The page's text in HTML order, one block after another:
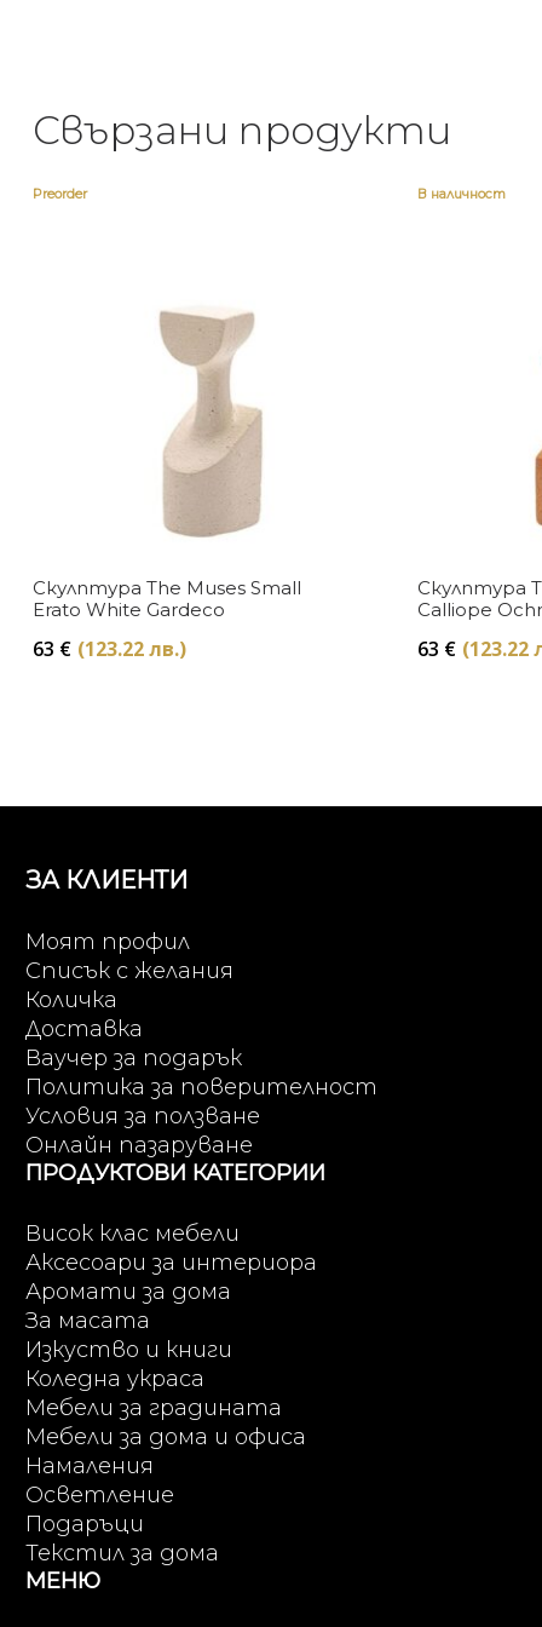
Свързани продукти
Preorder
Скулптура The Muses Small
Erato White Gardeco
63 € (123.22 лв.)
В наличност
Скулптура
Calliope
63 € (123.22
ЗА КЛИЕНТИ
Моят профил
Списък с желания
Количка
Доставка
Ваучер за подарък
Политика за поверителност
Условия за ползване
Онлайн пазаруване
ПРОДУКТОВИ КАТЕГОРИИ
Висок клас мебели
Аксесоари за интериора
Аромати за дома
За масата
Изкуство и книги
Коледна украса
Мебели за градината
Мебели за дома и офиса
Намаления
Осветление
Подаръци
Текстил за дома
МЕНЮ